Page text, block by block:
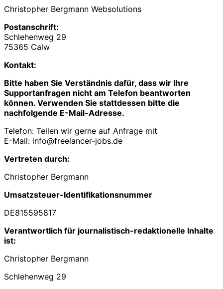
Christopher Bergmann Websolutions
Postanschrift:
Schlehenweg 29
75365 Calw
Kontakt:
Bitte haben Sie Verständnis dafür, dass wir Ihre
Supportanfragen nicht am Telefon beantworten
können. Verwenden Sie stattdessen bitte die
nachfolgende E-Mail-Adresse.
Telefon: Teilen wir gerne auf Anfrage mit
E-Mail: info@freelancer-jobs.de
Vertreten durch:
Christopher Bergmann
Umsatzsteuer-Identifikationsnummer
DE815595817
Verantwortlich für journalistisch-redaktionelle Inhalte
ist:
Christopher Bergmann
Schlehenweg 29